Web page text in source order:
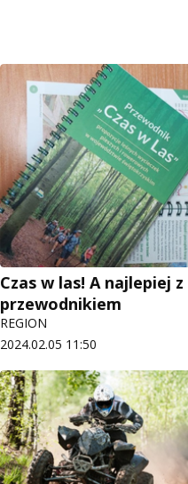
Czas w las! A najlepiej z
przewodnikiem
REGION
2024.02.05 11:50